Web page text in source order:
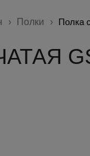
Полки Полка